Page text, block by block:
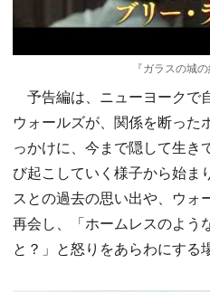
『ガラスの城
予告編は、ニューヨークで
ウォールズが、関係を断った
っかけに、今まで隠して生き
び起こしていく様子から始ま
スとの過去の思い出や、ウォ
再会し、「ホームレスのよう
と？」と怒りをあらわにする